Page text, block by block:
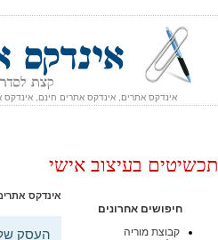
אינדקס אתרים, אינדקס אתרים חינם, אינדקס
תכשיטים בעיצוב אישי
חיפושים אחרונים
קבוצת מוריה
אינדקס
העסק